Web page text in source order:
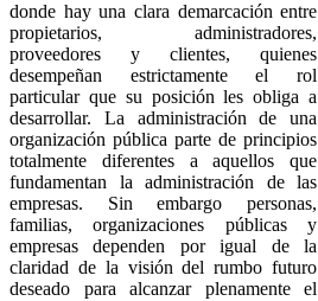
donde hay una clara demarcación entre
propietarios, administradores,
proveedores y clientes, quienes
desempeñan estrictamente el rol
particular que su posición les obliga a
desarrollar. La administración de una
organización pública parte de principios
totalmente diferentes a aquellos que
fundamentan la administración de las
empresas. Sin embargo personas,
familias, organizaciones públicas y
empresas dependen por igual de la
claridad de la visión del rumbo futuro
deseado para alcanzar plenamente el